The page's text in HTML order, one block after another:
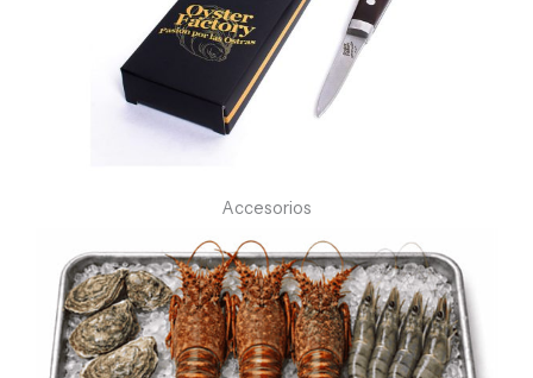
Accesorios